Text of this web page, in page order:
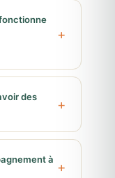
des
à